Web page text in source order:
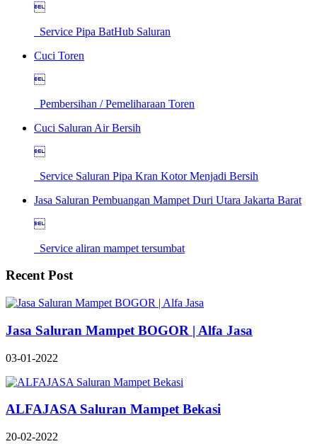

Service Pipa BatHub Saluran
Cuci Toren

Pembersihan / Pemeliharaan Toren
Cuci Saluran Air Bersih

Service Saluran Pipa Kran Kotor Menjadi Bersih
Jasa Saluran Pembuangan Mampet Duri Utara Jakarta Barat

Service aliran mampet tersumbat
Recent Post
Jasa Saluran Mampet BOGOR | Alfa Jasa
03-01-2022
ALFAJASA Saluran Mampet Bekasi
20-02-2022